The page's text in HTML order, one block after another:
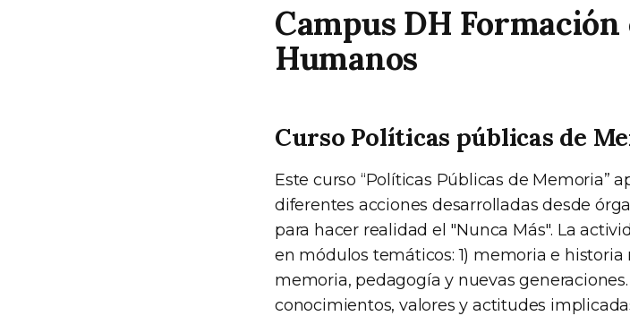
Campus DH
Humanos
Curso Políticas públicas de
Este curso “Políticas Públicas de Memoria”
diferentes acciones desarrolladas desde
para hacer realidad el "Nunca Más". La
en módulos temáticos: 1) memoria e
memoria, pedagogía y nuevas
conocimientos, valores y actitudes